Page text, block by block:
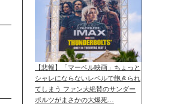
【悲報】「マーベル映画」ちょっと
シャレにならないレベルで飽きられ
てしまう ファン大絶賛のサンダー
ボルツがまさかの大爆死…